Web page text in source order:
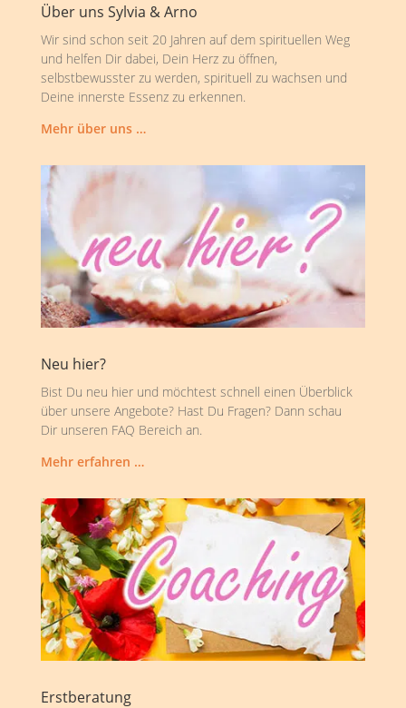
Über uns Sylvia & Arno
Wir sind schon seit 20 Jahren auf dem spirituellen Weg
und helfen Dir dabei, Dein Herz zu öffnen,
selbstbewusster zu werden, spirituell zu wachsen und
Deine innerste Essenz zu erkennen.
Mehr über uns …
Neu hier?
Bist Du neu hier und möchtest schnell einen Überblick
über unsere Angebote? Hast Du Fragen? Dann schau
Dir unseren FAQ Bereich an.
Mehr erfahren …
Erstberatung